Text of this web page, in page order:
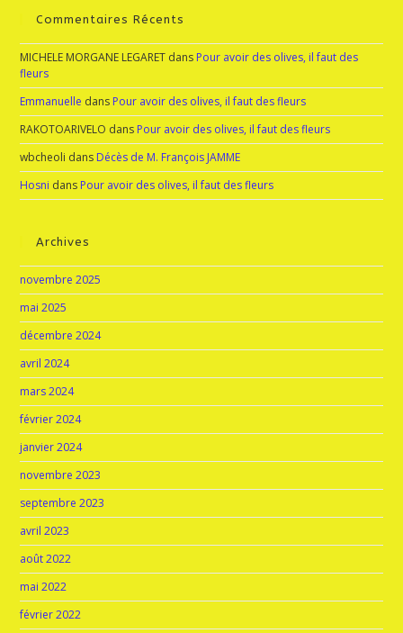
Commentaires Récents
MICHELE MORGANE LEGARET dans Pour avoir des olives, il faut des
fleurs
Emmanuelle dans Pour avoir des olives, il faut des fleurs
RAKOTOARIVELO dans Pour avoir des olives, il faut des fleurs
wbcheoli dans Décès de M. François JAMME
Hosni dans Pour avoir des olives, il faut des fleurs
Archives
novembre 2025
mai 2025
décembre 2024
avril 2024
mars 2024
février 2024
janvier 2024
novembre 2023
septembre 2023
avril 2023
août 2022
mai 2022
février 2022